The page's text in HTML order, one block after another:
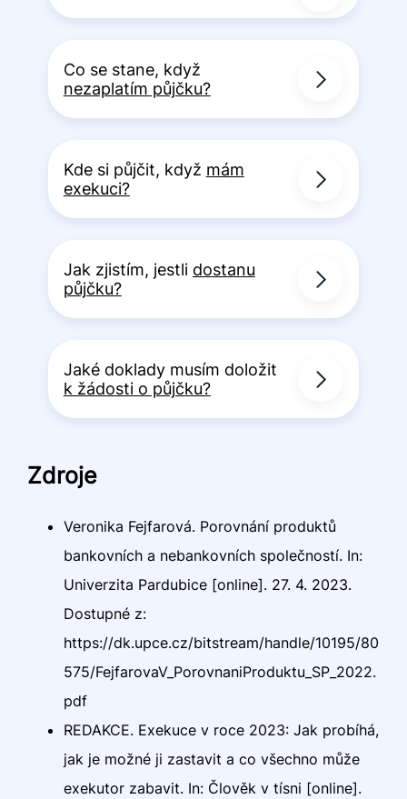
Co se stane, když
nezaplatím půjčku?
Kde si půjčit, když mám
exekuci?
Jak zjistím, jestli dostanu
půjčku?
Jaké doklady musím doložit
k žádosti o půjčku?
Zdroje
Veronika Fejfarová. Porovnání produktů
bankovních a nebankovních společností. In:
Univerzita Pardubice [online]. 27. 4. 2023.
Dostupné z:
https://dk.upce.cz/bitstream/handle/10195/80
575/FejfarovaV_PorovnaniProduktu_SP_2022.
pdf
REDAKCE. Exekuce v roce 2023: Jak probíhá,
jak je možné ji zastavit a co všechno může
exekutor zabavit. In: Člověk v tísni [online].